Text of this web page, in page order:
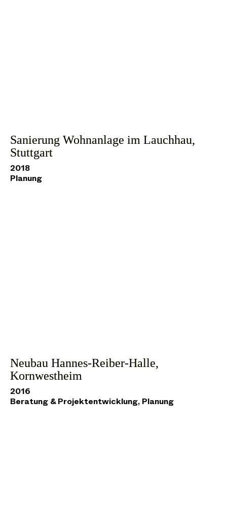
Sanierung Wohnanlage im Lauchhau,
Stuttgart
2018
Planung
Neubau Hannes-Reiber-Halle,
Kornwestheim
2016
Beratung & Projektentwicklung, Planung